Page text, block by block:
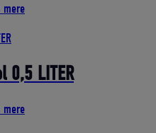
DKK.
0,5 LITER